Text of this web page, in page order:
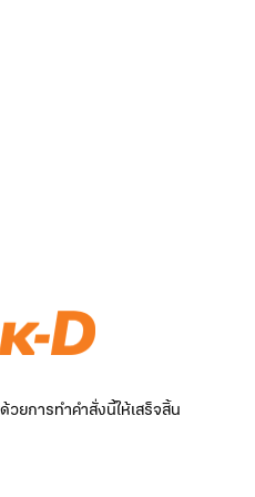
ยการทำคำสั่งนี้ให้เสร็จสิ้น